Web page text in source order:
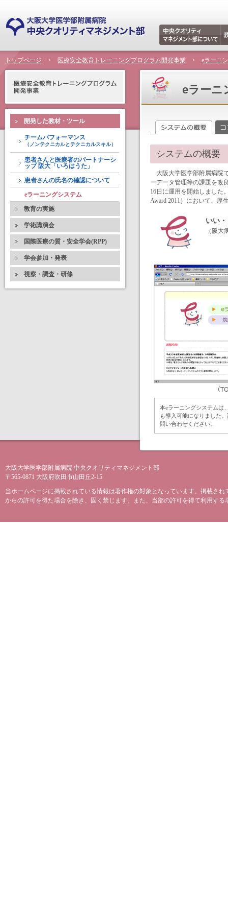
トップページ > 医療安全教育トレーニングプログラム開発事業 > eラーニ
開発した教材・ツール
チームパフォーマンス
（ノンテクニカルとテクニカルスキル）
患者さんと医療者のパートナーシ
ップ 阪大「いろはうた」
患者さんの氏名の確認について
eラーニングシステム
教育の実施
学術講演会
国際医療の質・安全学会(RPP)
学会参加・発表
視察・調査・研修
eラーニ
システムの概要
大阪大学医学部附属病院
ーデータ管理等の課題を改
16日に運用を開始しました
Award 2011）において、厚
いい
（阪
本eラーニングシステムは
も導入可能になりました
問い合わせください。
大阪大学医学部附属病院 中央クオリティマネジメント部
〒565-0871 大阪府吹田市山田丘2-15
当ホームページに掲載されている情報は著作権の対象となっています。掲載さ
からの許可を得た場合を除き、固く禁じます。また、当部の許可を得て利用す